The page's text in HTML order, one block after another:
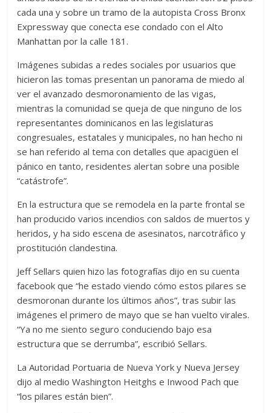
cada una y sobre un tramo de la autopista Cross Bronx
Expressway que conecta ese condado con el Alto
Manhattan por la calle 181.
Imágenes subidas a redes sociales por usuarios que
hicieron las tomas presentan un panorama de miedo al
ver el avanzado desmoronamiento de las vigas,
mientras la comunidad se queja de que ninguno de los
representantes dominicanos en las legislaturas
congresuales, estatales y municipales, no han hecho ni
se han referido al tema con detalles que apacigüen el
pánico en tanto, residentes alertan sobre una posible
“catástrofe”.
En la estructura que se remodela en la parte frontal se
han producido varios incendios con saldos de muertos y
heridos, y ha sido escena de asesinatos, narcotráfico y
prostitución clandestina.
Jeff Sellars quien hizo las fotografías dijo en su cuenta
facebook que “he estado viendo cómo estos pilares se
desmoronan durante los últimos años”, tras subir las
imágenes el primero de mayo que se han vuelto virales.
“Ya no me siento seguro conduciendo bajo esa
estructura que se derrumba”, escribió Sellars.
La Autoridad Portuaria de Nueva York y Nueva Jersey
dijo al medio Washington Heitghs e Inwood Pach que
“los pilares están bien”.